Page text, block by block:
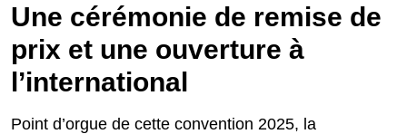
Une cérémonie de remise de
prix et une ouverture à
l’international
Point d’orgue de cette convention 2025, la